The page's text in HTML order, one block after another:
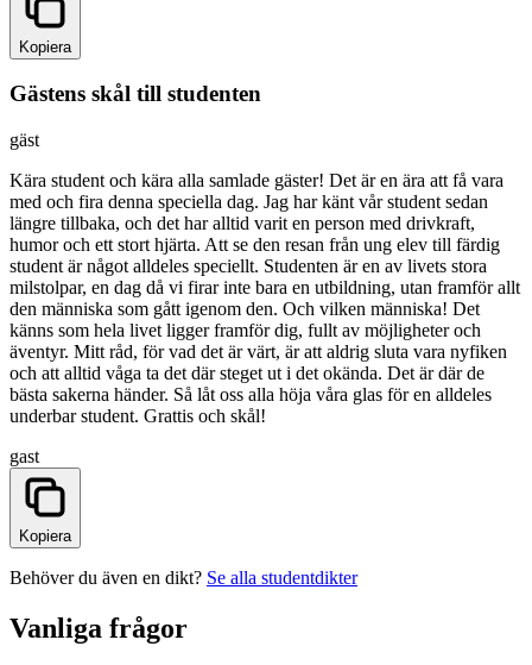
Kopiera
Gästens skål till studenten
gäst
Kära student och kära alla samlade gäster! Det är en ära att få vara
med och fira denna speciella dag. Jag har känt vår student sedan
längre tillbaka, och det har alltid varit en person med drivkraft,
humor och ett stort hjärta. Att se den resan från ung elev till färdig
student är något alldeles speciellt. Studenten är en av livets stora
milstolpar, en dag då vi firar inte bara en utbildning, utan framför allt
den människa som gått igenom den. Och vilken människa! Det
känns som hela livet ligger framför dig, fullt av möjligheter och
äventyr. Mitt råd, för vad det är värt, är att aldrig sluta vara nyfiken
och att alltid våga ta det där steget ut i det okända. Det är där de
bästa sakerna händer. Så låt oss alla höja våra glas för en alldeles
underbar student. Grattis och skål!
gast
Kopiera
Behöver du även en dikt? Se alla studentdikter
Vanliga frågor